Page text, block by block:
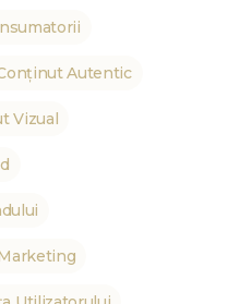
Autentic
Vizual